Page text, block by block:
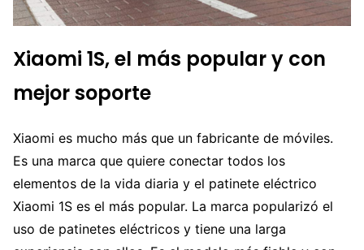
Xiaomi 1S, el más popular y con
mejor soporte
Xiaomi es mucho más que un fabricante de móviles.
Es una marca que quiere conectar todos los
elementos de la vida diaria y el patinete eléctrico
Xiaomi 1S es el más popular. La marca popularizó el
uso de patinetes eléctricos y tiene una larga